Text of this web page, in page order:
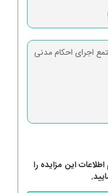
اجرای احکام مدنی
این مزایده را